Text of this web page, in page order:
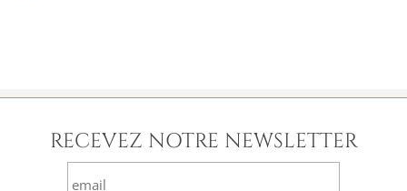
RECEVEZ NOTRE NEWSLETTER